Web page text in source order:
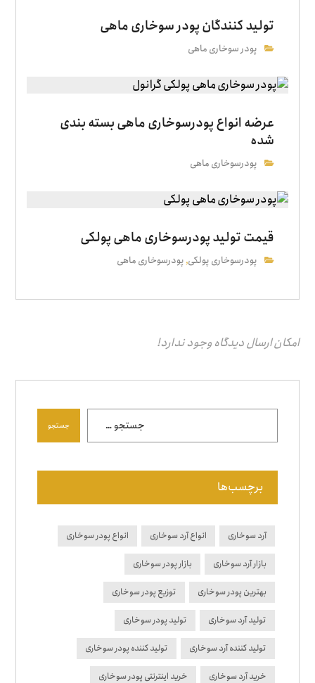
تولید کنندگان پودر سوخاری ماهی
پودر سوخاری ماهی
عرضه انواع پودرسوخاری ماهی بسته بندی
شده
پودرسوخاری ماهی
قیمت تولید پودرسوخاری ماهی پولکی
پودرسوخاری پولکی,پودرسوخاری ماهی
امکان ارسال دیدگاه وجود ندارد!
جستجو
برچسب‌ها
آرد سوخاری انواع آرد سوخاری انواع پودر سوخاری
بازار آرد سوخاری بازار پودر سوخاری
بهترین پودر سوخاری توزیع پودر سوخاری
تولید آرد سوخاری تولید پودر سوخاری
تولید کننده آرد سوخاری تولید کننده پودر سوخاری
خرید آرد سوخاری خرید اینترنتی پودر سوخاری